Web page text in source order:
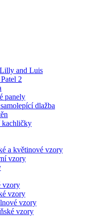
and Luis
2
panely
dlažba
kachličky
a květinové vzory
vzory
vzory
vzory
vzory
vzory